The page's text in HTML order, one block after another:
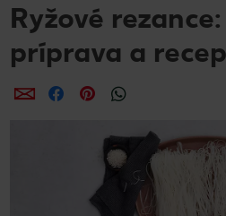
Ryžové
príprava a
ZdieľaťZdieľaťZdieľať